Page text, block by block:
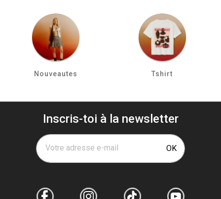
Nouveautes Tshirt
Inscris-toi à la newsletter
Votre adresse e-mail OK